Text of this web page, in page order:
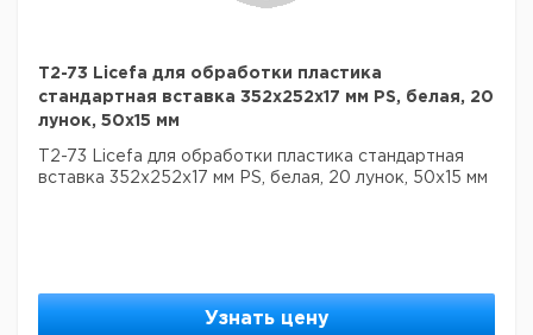
T2-73 Licefa для обработки пластика
стандартная вставка 352x252x17 мм PS, белая, 20
лунок, 50x15 мм
T2-73 Licefa для обработки пластика стандартная
вставка 352x252x17 мм PS, белая, 20 лунок, 50x15 мм
Узнать цену